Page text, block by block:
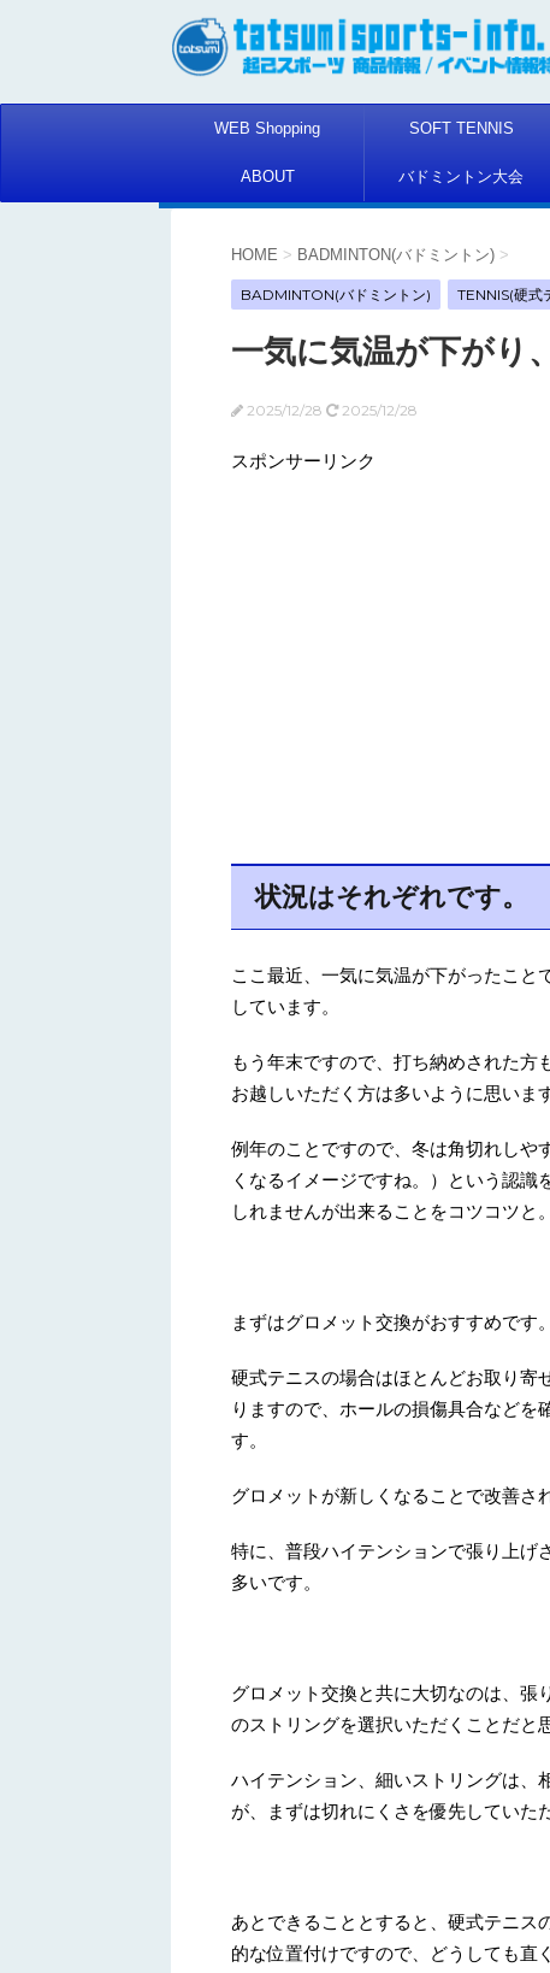
WEB Shopping SOFT TENNIS
ABOUT バドミントン大会
HOME > BADMINTON(バドミントン) >
BADMINTON(バドミントン) TENNIS(硬式
一気に気温が下がり
2025/12/28 2025/12/28
スポンサーリンク
状況はそれぞれです。
ここ最近、一気に気温が下がったこと
しています。
もう年末ですので、打ち納めされた方
お越しいただく方は多いように思います
例年のことですので、冬は角切れしや
くなるイメージですね。）という認
しれませんが出来ることをコツコツと。
まずはグロメット交換がおすすめです。
硬式テニスの場合はほとんどお取り寄
りますので、ホールの損傷具合などを
す。
グロメットが新しくなることで改善さ
特に、普段ハイテンションで張り上げ
多いです。
グロメット交換と共に大切なのは、張
のストリングを選択いただくことだと
ハイテンション、細いストリングは、
が、まずは切れにくさを優先していた
あとできることとすると、硬式テニス
的な位置付けですので、どうしても